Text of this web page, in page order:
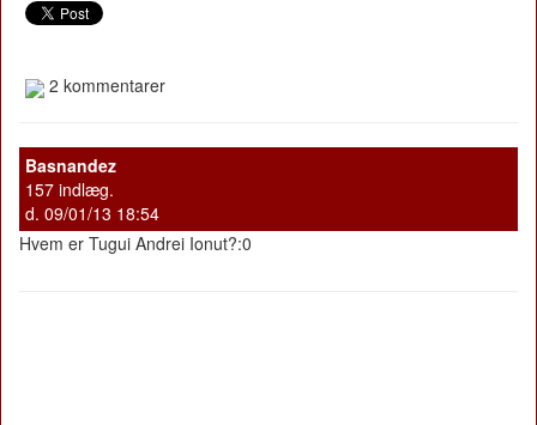
2 kommentarer
Basnandez
157 indlæg.
d. 09/01/13 18:54
Hvem er Tugui Andrei Ionut?:0